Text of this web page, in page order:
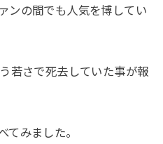
ンの間でも人気を博してい
若さで死去していた事が報
てみました。